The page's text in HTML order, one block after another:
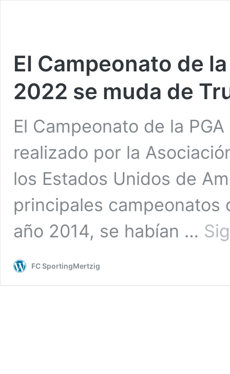
El Campeonato de
2022 se muda de
El Campeonato de la
realizado por la
los Estados Unidos de
principales campeonatos
año 2014, se habían …
FC SportingMertzig